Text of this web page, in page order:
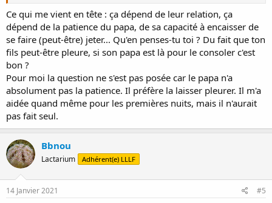
Ce qui me vient en tête : ça dépend de leur relation, ça
dépend de la patience du papa, de sa capacité à encaisser de
se faire (peut-être) jeter... Qu'en penses-tu toi ? Du fait que ton
fils peut-être pleure, si son papa est là pour le consoler c'est
bon ?
Pour moi la question ne s'est pas posée car le papa n'a
absolument pas la patience. Il préfère la laisser pleurer. Il m'a
aidée quand même pour les premières nuits, mais il n'aurait
pas fait seul.
Bbnou
Lactarium Adhérent(e) LLLF
14 Janvier 2021 #5